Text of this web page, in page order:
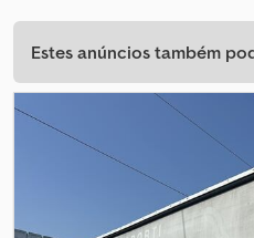
Estes anúncios também